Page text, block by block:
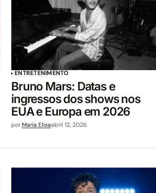
ENTRETENIMENTO
Bruno Mars: Datas e
ingressos dos shows nos
EUA e Europa em 2026
por Maria Elisaabril 12, 2026